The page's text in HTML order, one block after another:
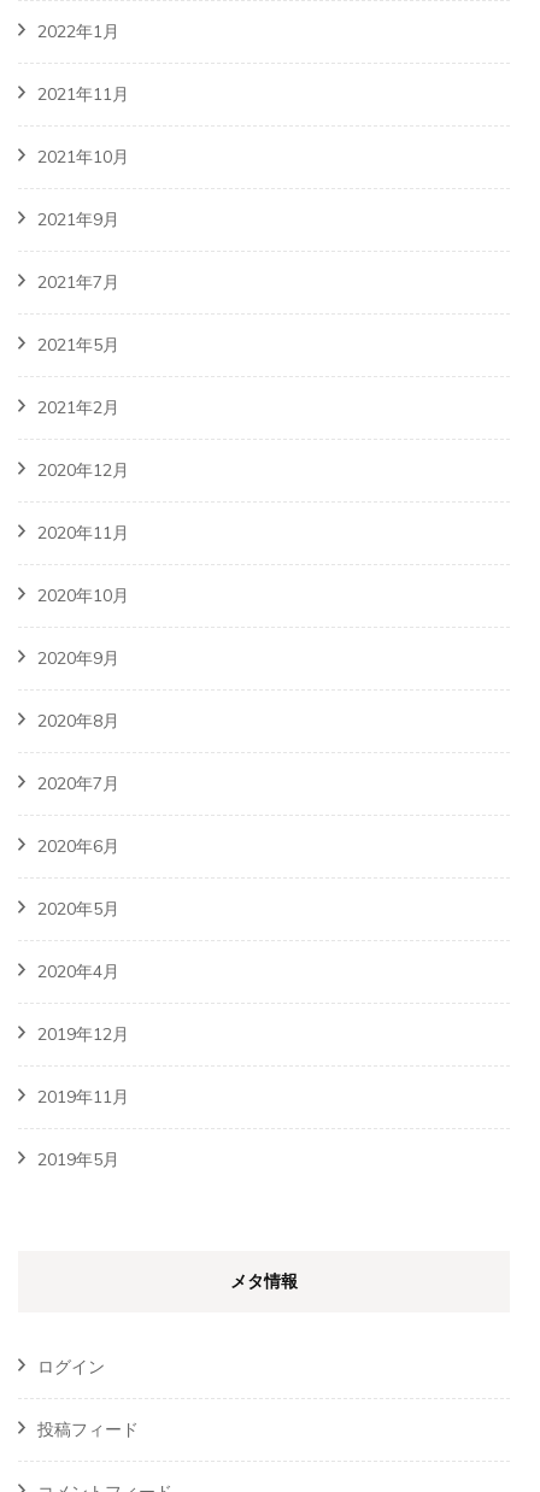
2022年1月
2021年11月
2021年10月
2021年9月
2021年7月
2021年5月
2021年2月
2020年12月
2020年11月
2020年10月
2020年9月
2020年8月
2020年7月
2020年6月
2020年5月
2020年4月
2019年12月
2019年11月
2019年5月
メタ情報
ログイン
投稿フィード